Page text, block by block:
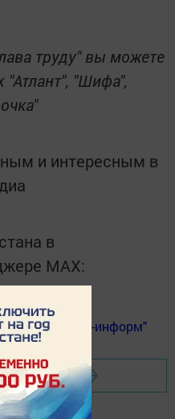
труду" вы можете
"Атлант", "Шифа",
и интересным в
в
MАХ:
канал "Бавлы-информ"
новости